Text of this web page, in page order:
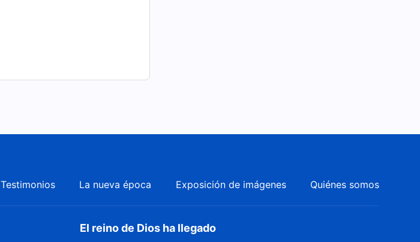
Testimonios La nueva época Exposición de imágenes Quiénes somos
El reino de Dios ha llegado